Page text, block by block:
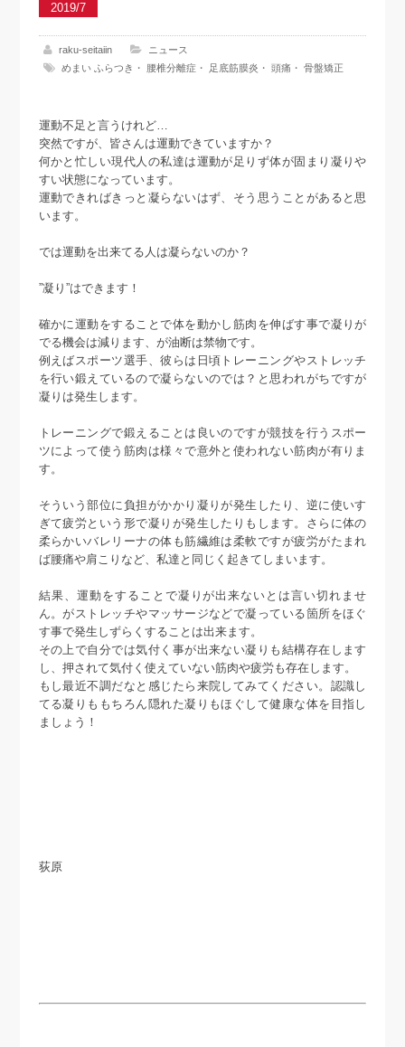
2019/7
raku-seitaiin
ニュース
めまい ふらつき ・ 腰椎分離症 ・ 足底筋膜炎 ・ 頭痛 ・ 骨盤矯正
運動不足と言うけれど…
突然ですが、皆さんは運動できていますか？
何かと忙しい現代人の私達は運動が足りず体が固まり凝りや
すい状態になっています。
運動できればきっと凝らないはず、そう思うことがあると思
います。
では運動を出来てる人は凝らないのか？
”凝り”はできます！
確かに運動をすることで体を動かし筋肉を伸ばす事で凝りが
でる機会は減ります、が油断は禁物です。
例えばスポーツ選手、彼らは日頃トレーニングやストレッチ
を行い鍛えているので凝らないのでは？と思われがちですが
凝りは発生します。
トレーニングで鍛えることは良いのですが競技を行うスポー
ツによって使う筋肉は様々で意外と使われない筋肉が有りま
す。
そういう部位に負担がかかり凝りが発生したり、逆に使いす
ぎて疲労という形で凝りが発生したりもします。さらに体の
柔らかいバレリーナの体も筋繊維は柔軟ですが疲労がたまれ
ば腰痛や肩こりなど、私達と同じく起きてしまいます。
結果、運動をすることで凝りが出来ないとは言い切れませ
ん。がストレッチやマッサージなどで凝っている箇所をほぐ
す事で発生しずらくすることは出来ます。
その上で自分では気付く事が出来ない凝りも結構存在します
し、押されて気付く使えていない筋肉や疲労も存在します。
もし最近不調だなと感じたら来院してみてください。認識し
てる凝りももちろん隠れた凝りもほぐして健康な体を目指し
ましょう！
荻原